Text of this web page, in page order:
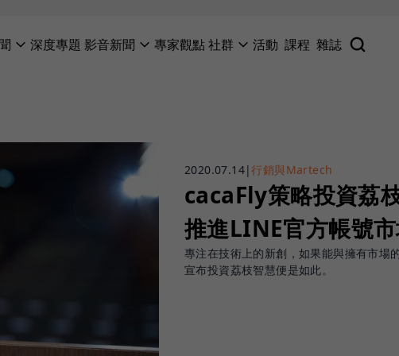
深度專題 影音新聞 專家觀點社群 活動 課程 雜誌
2020.07.14|行銷與Martech
cacaFly策略投資荔
推進LINE官方帳號
專注在技術上的新創，如果能與擁有市場
宣布投資荔枝智慧便是如此。